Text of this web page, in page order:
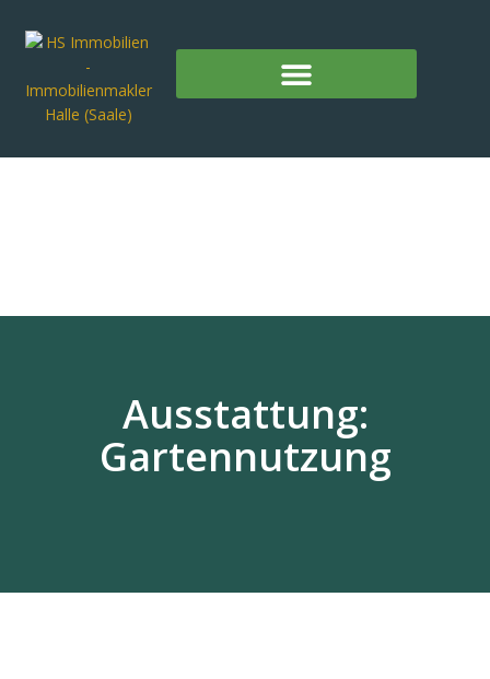
Ausstattung:
Gartennutzung